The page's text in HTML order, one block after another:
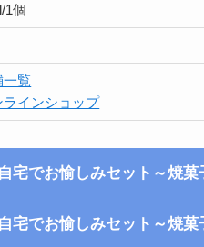
1個
一覧
ラインショップ
宅でお愉しみセット～焼菓
宅でお愉しみセット～焼菓